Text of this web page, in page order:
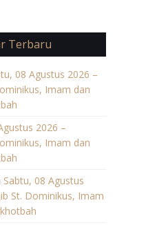
Terbaru
08 Agustus 2026 –
Imam dan
2026 –
Imam dan
Sabtu, 08 Agustus
St. Dominikus, Imam